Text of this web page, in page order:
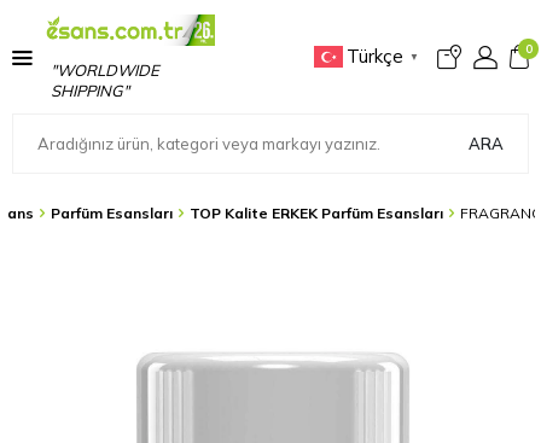
"WORLDWIDE
SHIPPING"
Türkçe ▼
0
ARA
Parfüm Esansları TOP Kalite ERKEK Parfüm Esansları